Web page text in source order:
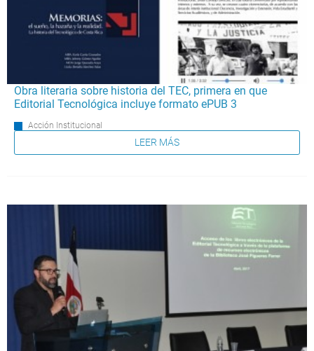
Obra literaria sobre historia del TEC, primera en que
Editorial Tecnológica incluye formato ePUB 3
Acción Institucional
LEER MÁS